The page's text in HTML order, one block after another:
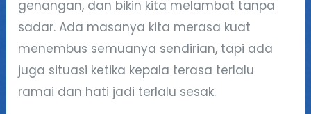
genangan, dan bikin kita melambat tanpa
sadar. Ada masanya kita merasa kuat
menembus semuanya sendirian, tapi ada
juga situasi ketika kepala terasa terlalu
ramai dan hati jadi terlalu sesak.